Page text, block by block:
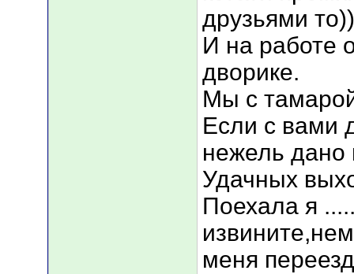
друзьями
И на работе
дворике.
Мы с
Если с вами
нежель дано
Удачных
Поехала я
меня